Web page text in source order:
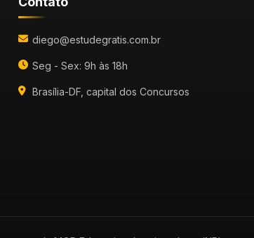
diego@estudegratis.com.br
Seg - Sex: 9h às 18h
Brasília-DF, capital dos Concursos